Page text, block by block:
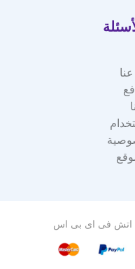
اتش فى اى بى اس